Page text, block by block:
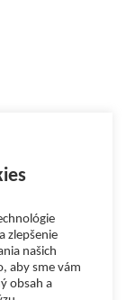
zlepšenie
našich
aby sme vám
obsah a